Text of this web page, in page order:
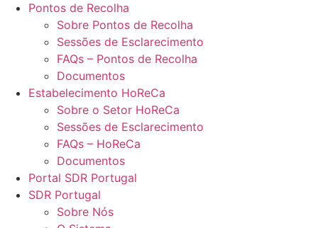
Pontos de Recolha
Sobre Pontos de Recolha
Sessões de Esclarecimento
FAQs – Pontos de Recolha
Documentos
Estabelecimento HoReCa
Sobre o Setor HoReCa
Sessões de Esclarecimento
FAQs – HoReCa
Documentos
Portal SDR Portugal
SDR Portugal
Sobre Nós